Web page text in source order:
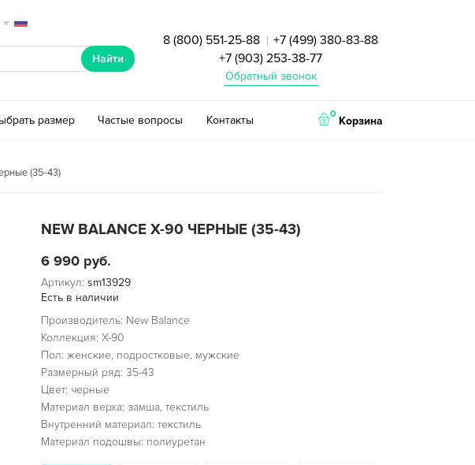
Найти
8 (800) 551-25-88 | +7 (499) 380-83-88
+7 (903) 253-38-77
Обратный звонок
размер Частые вопросы Контакты 0
Корзина
(35-43)
NEW BALANCE X-90 ЧЕРНЫЕ (35-43)
6 990 руб.
Артикул: sm13929
Есть в наличии
Производитель: New Balance
Коллекция: X-90
Пол: женские, подростковые, мужские
Размерный ряд: 35-43
Цвет: черные
Материал верха: замша, текстиль
Внутренний материал: текстиль
Материал подошвы: полиуретан